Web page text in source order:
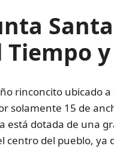
rinconcito ubicado
solamente 15 de
está dotada de una
del pueblo, ya